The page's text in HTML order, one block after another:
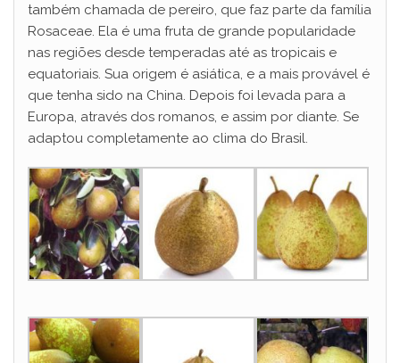
i
d
e
o
também chamada de pereiro, que faz parte da família
Rosaceae. Ela é uma fruta de grande popularidade
nas regiões desde temperadas até as tropicais e
equatoriais. Sua origem é asiática, e a mais provável é
que tenha sido na China. Depois foi levada para a
Europa, através dos romanos, e assim por diante. Se
adaptou completamente ao clima do Brasil.